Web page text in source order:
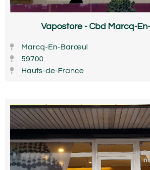
Vapostore - Cbd Marcq-
Marcq-En-Barœul
59700
Hauts-de-France